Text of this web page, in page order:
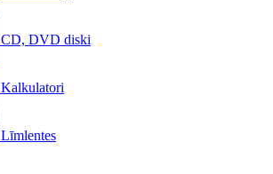
CD, DVD diski
Kalkulatori
Līmlentes